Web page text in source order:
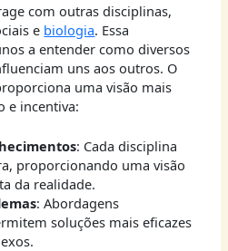
com outras disciplinas,
e biologia. Essa
a entender como diversos
uns aos outros. O
uma visão mais
e incentiva:
: Cada disciplina
proporcionando uma visão
da realidade.
: Abordagens
soluções mais eficazes